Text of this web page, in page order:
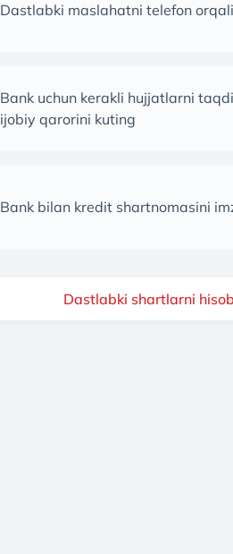
Dastlabki maslahatni telefon
Bank uchun kerakli hujjatlarni
ijobiy qarorini kuting
Bank bilan kredit shartnomasini
Dastlabki shartlarni